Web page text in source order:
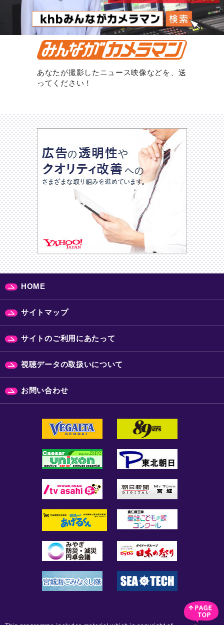
あなたが撮影したニュース映像などを、送
ってください！
HOME
サイトマップ
サイトのご利用にあたって
視聴データの取扱いについて
お問い合わせ